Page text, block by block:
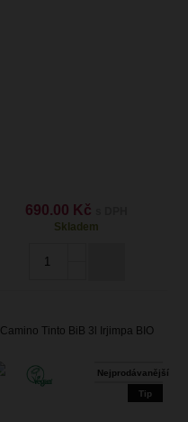
690.00 Kč
Skladem
Camino Tinto BiB 3l Irjimpa BIO
Nejprodávanější
Tip